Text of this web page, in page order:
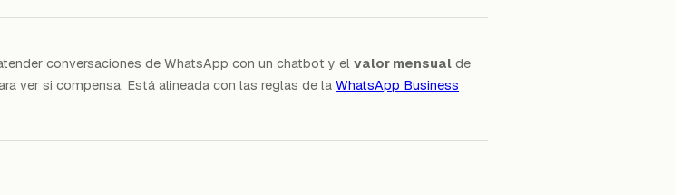
conversaciones de WhatsApp con un chatbot y elvalor mensual de
ver si compensa. Está alineada con las reglas de laWhatsApp Business